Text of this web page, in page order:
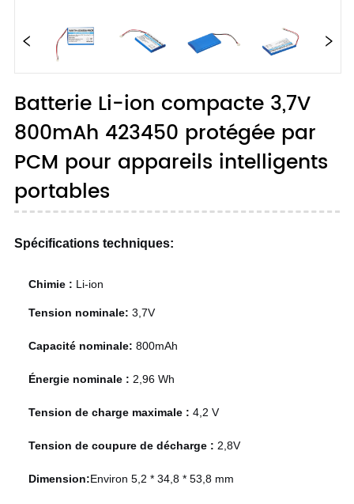
Batterie Li-ion compacte 3,7V
800mAh 423450 protégée par
PCM pour appareils intelligents
portables
Spécifications techniques:
Chimie : Li-ion
Tension nominale: 3,7V
Capacité nominale: 800mAh
Énergie nominale : 2,96 Wh
Tension de charge maximale :4,2 V
Tension de coupure de décharge : 2,8V
Dimension:Environ 5,2 * 34,8 * 53,8 mm